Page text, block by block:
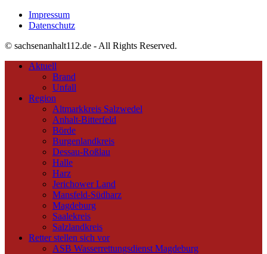
Impressum
Datenschutz
© sachsenanhalt112.de - All Rights Reserved.
Aktuell
Brand
Unfall
Region
Altmarkkreis Salzwedel
Anhalt-Bitterfeld
Börde
Burgenlandkreis
Dessau-Roßlau
Halle
Harz
Jerichower Land
Mansfeld-Südharz
Magdeburg
Saalekreis
Salzlandkreis
Retter stellen sich vor
ASB Wasserrettungsdienst Magdeburg